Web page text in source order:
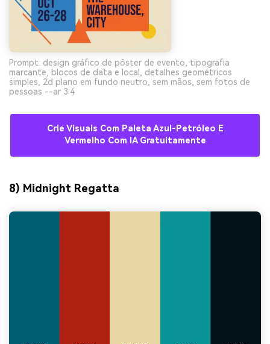
Prompt: design gráfico de pôster de evento, tipografia
marcante, blocos de data e local, detalhes geométricos
simples, 2d plano em fundo neutro, sem mãos, sem fotos de
pessoas --ar 3:4
Crie Visuais Com Paleta Azul-Petróleo E
Vermelho Com IA Gratuitamente
8) Midnight Regatta